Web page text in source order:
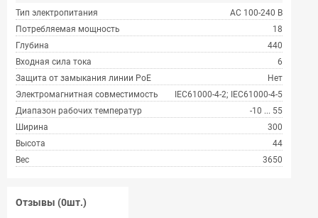
Тип электропитания
AC 100-240 В
Потребляемая мощность
18
Глубина
440
Входная сила тока
6
Защита от замыкания линии PoE
Нет
Электромагнитная совместимость
IEC61000-4-2; IEC61000-4-5
Диапазон рабочих температур
-10 ... 55
Ширина
300
Высота
44
Вес
3650
Отзывы (0шт.)